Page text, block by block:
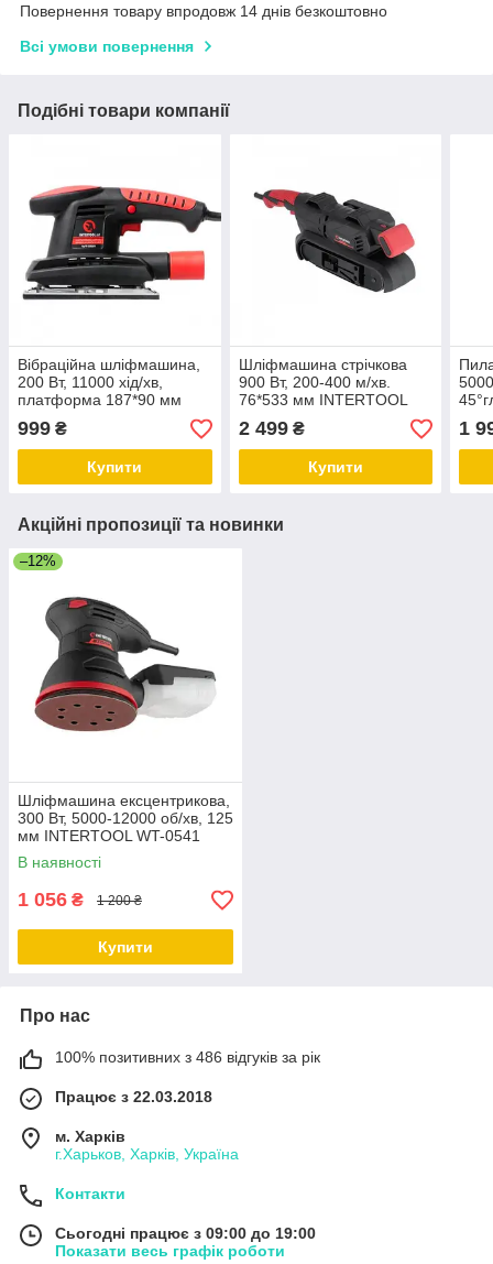
Повернення товару впродовж 14 днів безкоштовно
Всі умови повернення
Подібні товари компанії
Вібраційна шліфмашина,
200 Вт, 11000 хід/хв,
платформа 187*90 мм
INTERTOOL WT-0521
999 ₴
Купити
Шліфмашина стрічкова
900 Вт, 200-400 м/хв.
76*533 мм INTERTOOL
WT-0531
2 499₴
Купити
мм,
1
Акційні пропозиції та новинки
–12%
Шліфмашина ексцентрикова,
300 Вт, 5000-12000 об/хв, 125
мм INTERTOOL WT-0541
В наявності
1 056 ₴ 1 200 ₴
Купити
Про нас
100% позитивних з 486 відгуків за рік
Працює з 22.03.2018
м. Харків
г.Харьков, Харків, Україна
Контакти
Сьогодні працює з 09:00 до 19:00
Показати весь графік роботи